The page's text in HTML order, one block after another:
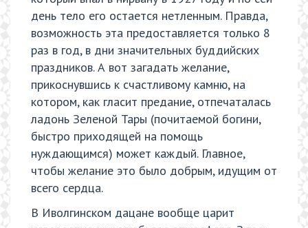
день тело его остается нетленным. Правда,
возможность эта предоставляется только 8
раз в год, в дни значительных буддийских
праздников. А вот загадать желание,
прикоснувшись к счастливому камню, на
котором, как гласит предание, отпечаталась
ладонь Зеленой Тары (почитаемой богини,
быстро приходящей на помощь
нуждающимся) может каждый. Главное,
чтобы желание это было добрым, идущим от
всего сердца.
В Иволгинском дацане вообще царит